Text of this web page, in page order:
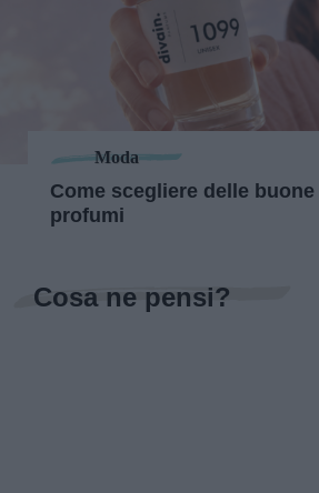
Moda
Come scegliere delle buone
profumi
Cosa ne pensi?